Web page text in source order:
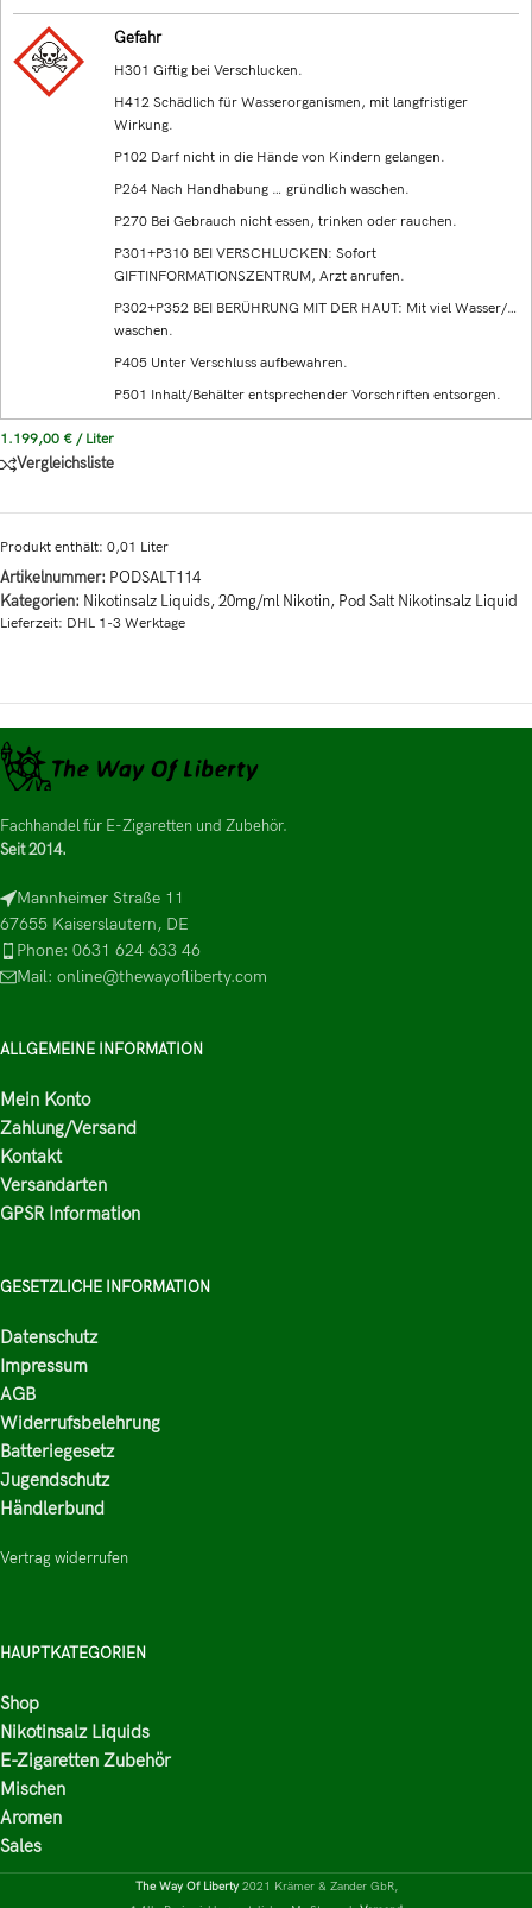
Gefahr
H301 Giftig bei Verschlucken.
H412 Schädlich für Wasserorganismen, mit langfristiger
Wirkung.
P102 Darf nicht in die Hände von Kindern gelangen.
P264 Nach Handhabung … gründlich waschen.
P270 Bei Gebrauch nicht essen, trinken oder rauchen.
P301+P310 BEI VERSCHLUCKEN: Sofort
GIFTINFORMATIONSZENTRUM, Arzt anrufen.
P302+P352 BEI BERÜHRUNG MIT DER HAUT: Mit viel Wasser/…
waschen.
P405 Unter Verschluss aufbewahren.
P501 Inhalt/Behälter entsprechender Vorschriften entsorgen.
1.199,00 € / Liter
Vergleichsliste
Produkt enthält: 0,01 Liter
Artikelnummer: PODSALT114
Kategorien: Nikotinsalz Liquids,20mg/ml Nikotin, Pod Salt Nikotinsalz Liquid
Lieferzeit: DHL 1-3 Werktage
Fachhandel für E-Zigaretten und Zubehör.
Seit 2014.
Mannheimer Straße 11
67655 Kaiserslautern, DE
Phone: 0631 624 633 46
Mail: online@thewayofliberty.com
ALLGEMEINE INFORMATION
Mein Konto
Zahlung/Versand
Kontakt
Versandarten
GPSR Information
GESETZLICHE INFORMATION
Datenschutz
Impressum
AGB
Widerrufsbelehrung
Batteriegesetz
Jugendschutz
Händlerbund
Vertrag widerrufen
HAUPTKATEGORIEN
Shop
Nikotinsalz Liquids
E-Zigaretten Zubehör
Mischen
Aromen
Sales
The Way Of Liberty 2021 Krämer & Zander GbR,